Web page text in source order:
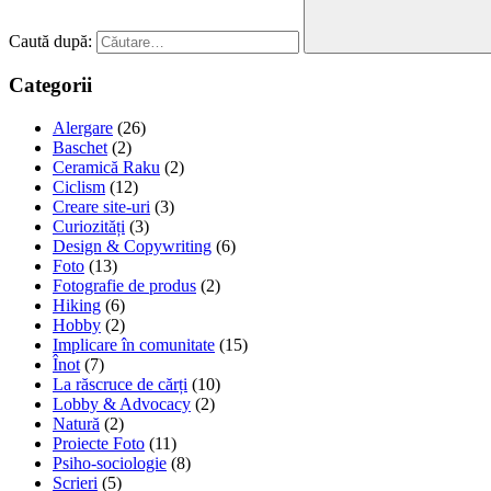
Caută după:
Categorii
Alergare (26)
Baschet (2)
Ceramică Raku (2)
Ciclism (12)
Creare site-uri (3)
Curiozități (3)
Design & Copywriting (6)
Foto (13)
Fotografie de produs (2)
Hiking (6)
Hobby (2)
Implicare în comunitate (15)
Înot (7)
La răscruce de cărți (10)
Lobby & Advocacy (2)
Natură (2)
Proiecte Foto (11)
Psiho-sociologie (8)
Scrieri (5)